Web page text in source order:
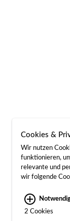
Cookies &
Wir nutzen
funktionieren,
relevante und
wir folgende
2 Cookies